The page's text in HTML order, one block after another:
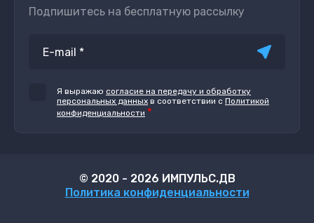
Подпишитесь на бесплатную рассылку
Я выражаю согласие на передачу и обработку
персональных данных в соответствии с Политикой
конфиденциальности *
© 2020 - 2026 ИМПУЛЬС.ДВ
Политика конфиденциальности